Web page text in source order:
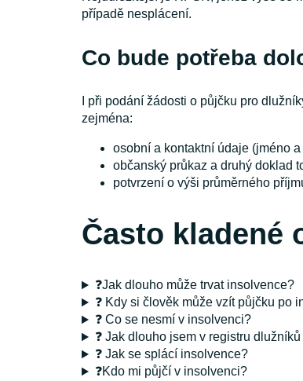
případě nesplácení.
Co bude potřeba
I při podání žádosti o půjčku pro
zejména:
osobní a kontaktní údaje (jméno
občanský průkaz a druhý doklad
potvrzení o výši průměrného
Často kladené
❓Jak dlouho může trvat insolvence?
❓ Kdy si člověk může vzít půjčku po
❓ Co se nesmí v insolvenci?
❓ Jak dlouho jsem v registru
❓ Jak se splácí insolvence?
❓Kdo mi půjčí v insolvenci?